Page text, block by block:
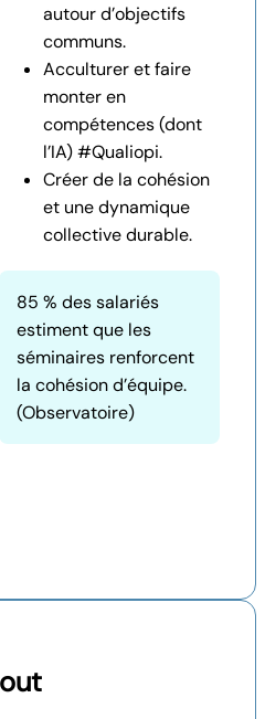
autour d’objectifs
communs.
Acculturer et faire
monter en
compétences (dont
l’IA) #Qualiopi.
Créer de la cohésion
et une dynamique
collective durable.
85 % des salariés
estiment que les
séminaires renforcent
la cohésion d’équipe.
(Observatoire)